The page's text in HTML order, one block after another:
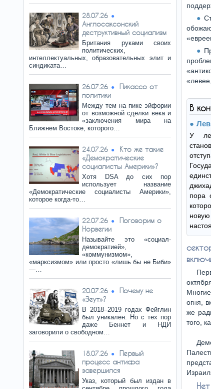
28.07.26
Англосаксонский
деструктивный социализм
Британия руками своих
политических,
интеллектуальных, образовательных элит и
синдиката…
26.07.26
Пикассо от
политики
Между тем на пике эйфории
от возможной сделки века и
«заключения мира на
Ближнем Востоке, которого…
24.07.26
Кто же такие
«Демократические
социалисты Америки»?
Хотя DSA до сих пор
использует название
«Демократические социалисты Америки»,
которое когда-то…
22.07.26
Поговорим о
Норвегии
Называйте это «социал-
демократией»,
«коммунизмом»,
«марксизмом» или просто «лишь бы не Биби»
—…
20.07.26
Почему не
«Зеут»?
В 2018–2019 годах Фейглин
был уникален. Но с тех пор
даже Беннет и НДИ
заговорили о свободном…
18.07.26
Первый
процесс антифа
завершился
Указ, который был издан в
В
У
пора
огня,
же
того,